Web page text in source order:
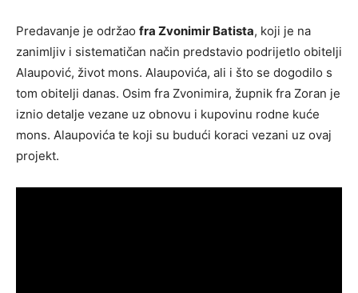
Predavanje je održao fra Zvonimir Batista, koji je na
zanimljiv i sistematičan način predstavio podrijetlo obitelji
Alaupović, život mons. Alaupovića, ali i što se dogodilo s
tom obitelji danas. Osim fra Zvonimira, župnik fra Zoran je
iznio detalje vezane uz obnovu i kupovinu rodne kuće
mons. Alaupovića te koji su budući koraci vezani uz ovaj
projekt.